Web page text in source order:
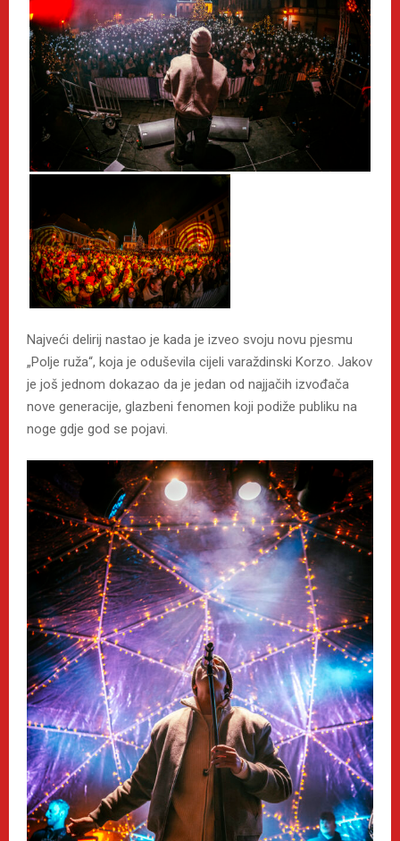
Najveći delirij nastao je kada je izveo svoju novu pjesmu
„Polje ruža“, koja je oduševila cijeli varaždinski Korzo. Jakov
je još jednom dokazao da je jedan od najjačih izvođača
nove generacije, glazbeni fenomen koji podiže publiku na
noge gdje god se pojavi.